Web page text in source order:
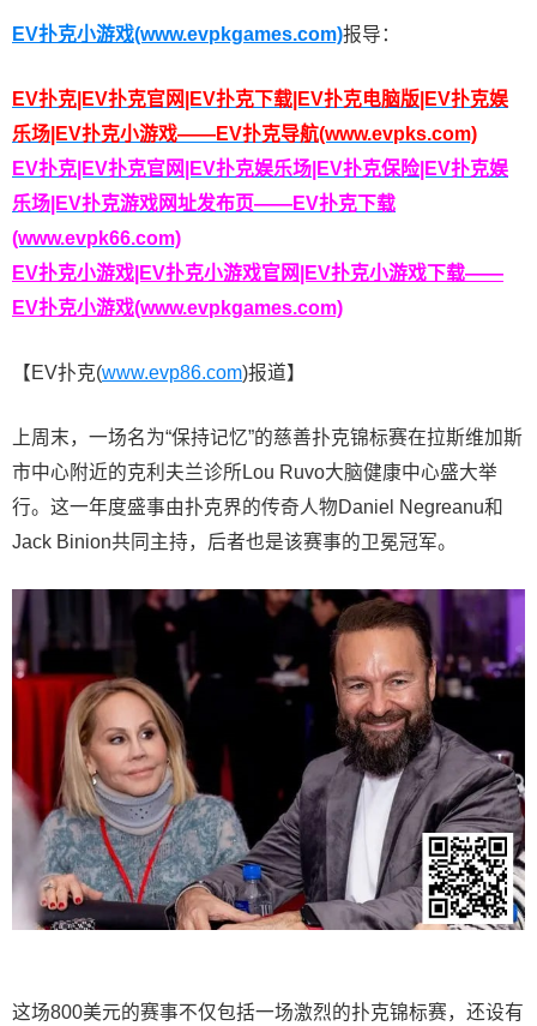
EV扑克小游戏(www.evpkgames.com)报导：
EV扑克|EV扑克官网|EV扑克下载|EV扑克电脑版|EV扑克娱
乐场|EV扑克小游戏——EV扑克导航(www.evpks.com)
EV扑克|EV扑克官网|EV扑克娱乐场|EV扑克保险|EV扑克娱
乐场|EV扑克游戏网址发布页——EV扑克下载
(www.evpk66.com)
EV扑克小游戏|EV扑克小游戏官网|EV扑克小游戏下载——
EV扑克小游戏(www.evpkgames.com)
【EV扑克(www.evp86.com)报道】
上周末，一场名为“保持记忆”的慈善扑克锦标赛在拉斯维加斯
市中心附近的克利夫兰诊所Lou Ruvo大脑健康中心盛大举
行。这一年度盛事由扑克界的传奇人物Daniel Negreanu和
Jack Binion共同主持，后者也是该赛事的卫冕冠军。
这场800美元的赛事不仅包括一场激烈的扑克锦标赛，还设有